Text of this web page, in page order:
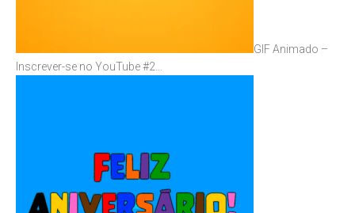
GIF Animado –
Inscrever-se no YouTube #2…